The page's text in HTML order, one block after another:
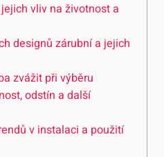
vliv na životnost a
designů zárubní a jejich
zvážit při výběru
odstín a další
v instalaci a použití